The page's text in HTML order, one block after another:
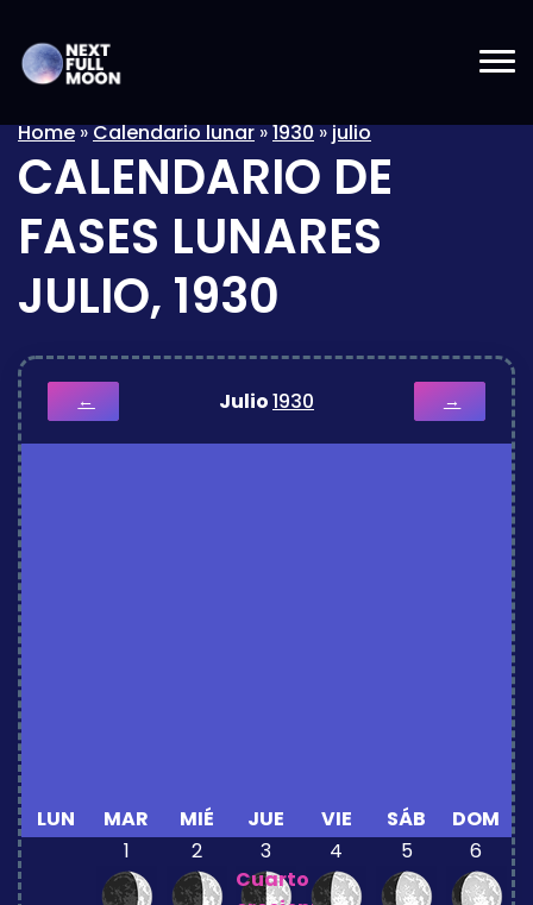
Home»Calendario lunar»1930»julio
CALENDARIO DE
FASES LUNARES
JULIO, 1930
← Julio1930 →
LUN MAR MIÉ JUE VIE SÁB
DOM
1
2
3
Cuarto
4 5 6